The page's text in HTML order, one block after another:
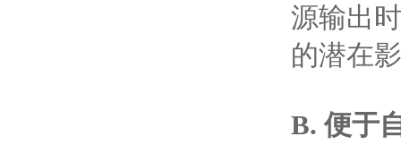
源输出
的潜在
B. 便于